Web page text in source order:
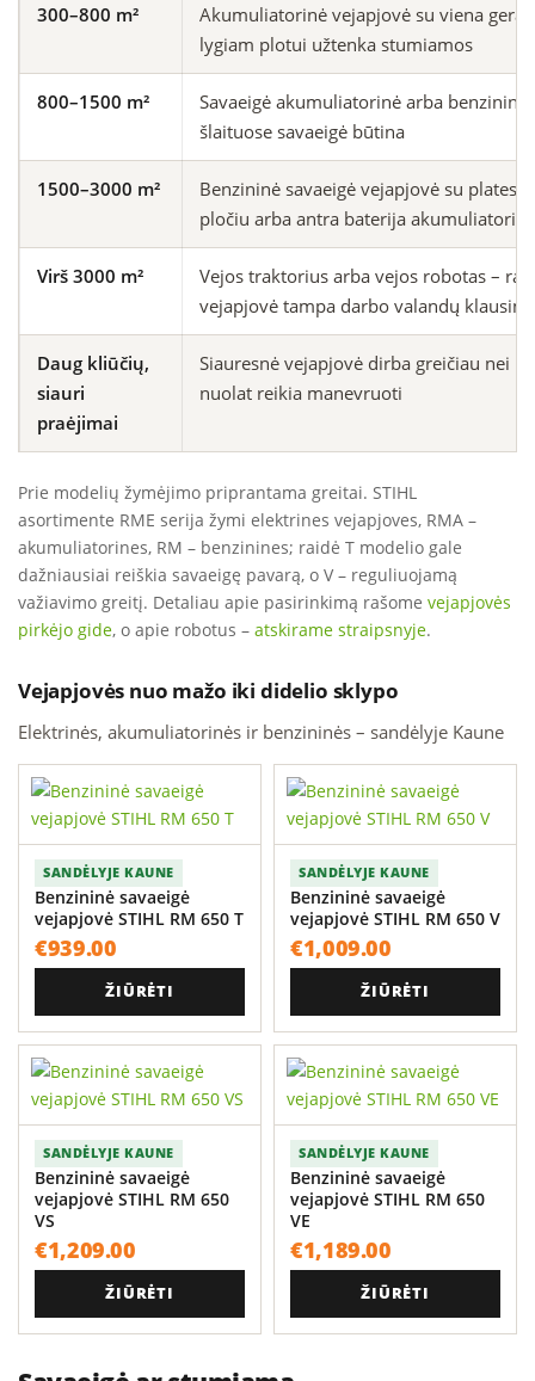
300–800 m²
Akumuliatorinė vejapjovė su viena gera
lygiam plotui užtenka stumiamos
800–1500 m²
Savaeigė akumuliatorinė arba benzininė
šlaituose savaeigė būtina
1500–3000 m²
Benzininė savaeigė vejapjovė su
pločiu arba antra baterija
Virš 3000 m²
Vejos traktorius arba vejos robotas –
vejapjovė tampa darbo valandų
Daug kliūčių,
siauri
praėjimai
Siauresnė vejapjovė dirba greičiau nei
nuolat reikia manevruoti
Prie modelių žymėjimo priprantama greitai. STIHL
asortimente RME serija žymi elektrines vejapjoves, RMA –
akumuliatorines, RM – benzinines; raidė T modelio gale
dažniausiai reiškia savaeigę pavarą, o V – reguliuojamą
važiavimo greitį. Detaliau apie pasirinkimą rašome vejapjovės
pirkėjo gide, o apie robotus – atskirame straipsnyje.
Vejapjovės nuo mažo iki didelio sklypo
Elektrinės, akumuliatorinės ir benzininės – sandėlyje Kaune
SANDĖLYJE KAUNE
Benzininė savaeigė
vejapjovė STIHL RM 650 T
€939.00
ŽIŪRĖTI
SANDĖLYJE KAUNE
Benzininė savaeigė
vejapjovė STIHL RM 650 V
€1,009.00
ŽIŪRĖTI
SANDĖLYJE KAUNE
Benzininė savaeigė
vejapjovė STIHL RM 650
VS
€1,209.00
ŽIŪRĖTI
SANDĖLYJE KAUNE
Benzininė savaeigė
vejapjovė STIHL RM 650
VE
€1,189.00
ŽIŪRĖTI